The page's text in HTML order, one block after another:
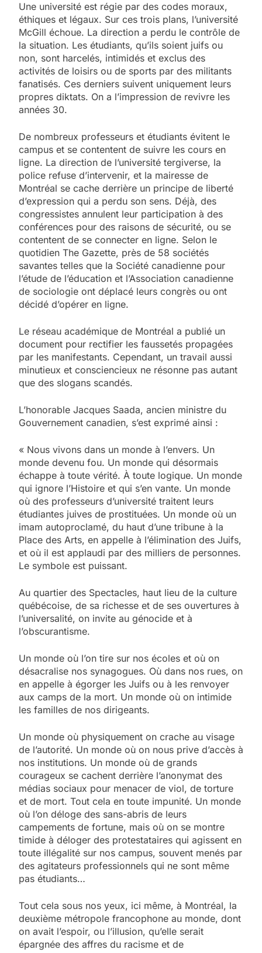
Une université est régie par des codes moraux,
éthiques et légaux. Sur ces trois plans, l’université
McGill échoue. La direction a perdu le contrôle de
la situation. Les étudiants, qu’ils soient juifs ou
non, sont harcelés, intimidés et exclus des
activités de loisirs ou de sports par des militants
fanatisés. Ces derniers suivent uniquement leurs
propres diktats. On a l’impression de revivre les
années 30.
De nombreux professeurs et étudiants évitent le
campus et se contentent de suivre les cours en
ligne. La direction de l’université tergiverse, la
police refuse d’intervenir, et la mairesse de
Montréal se cache derrière un principe de liberté
d’expression qui a perdu son sens. Déjà, des
congressistes annulent leur participation à des
conférences pour des raisons de sécurité, ou se
contentent de se connecter en ligne. Selon le
quotidien The Gazette, près de 58 sociétés
savantes telles que la Société canadienne pour
l’étude de l’éducation et l’Association canadienne
de sociologie ont déplacé leurs congrès ou ont
décidé d’opérer en ligne.
Le réseau académique de Montréal a publié un
document pour rectifier les faussetés propagées
par les manifestants. Cependant, un travail aussi
minutieux et consciencieux ne résonne pas autant
que des slogans scandés.
L’honorable Jacques Saada, ancien ministre du
Gouvernement canadien, s’est exprimé ainsi :
« Nous vivons dans un monde à l’envers. Un
monde devenu fou. Un monde qui désormais
échappe à toute vérité. À toute logique. Un monde
qui ignore l’Histoire et qui s’en vante. Un monde
où des professeurs d’université traitent leurs
étudiantes juives de prostituées. Un monde où un
imam autoproclamé, du haut d’une tribune à la
Place des Arts, en appelle à l’élimination des Juifs,
et où il est applaudi par des milliers de personnes.
Le symbole est puissant.
Au quartier des Spectacles, haut lieu de la culture
québécoise, de sa richesse et de ses ouvertures à
l’universalité, on invite au génocide et à
l’obscurantisme.
Un monde où l’on tire sur nos écoles et où on
désacralise nos synagogues. Où dans nos rues, on
en appelle à égorger les Juifs ou à les renvoyer
aux camps de la mort. Un monde où on intimide
les familles de nos dirigeants.
Un monde où physiquement on crache au visage
de l’autorité. Un monde où on nous prive d’accès à
nos institutions. Un monde où de grands
courageux se cachent derrière l’anonymat des
médias sociaux pour menacer de viol, de torture
et de mort. Tout cela en toute impunité. Un monde
où l’on déloge des sans-abris de leurs
campements de fortune, mais où on se montre
timide à déloger des protestataires qui agissent en
toute illégalité sur nos campus, souvent menés par
des agitateurs professionnels qui ne sont même
pas étudiants…
Tout cela sous nos yeux, ici même, à Montréal, la
deuxième métropole francophone au monde, dont
on avait l’espoir, ou l’illusion, qu’elle serait
épargnée des affres du racisme et de